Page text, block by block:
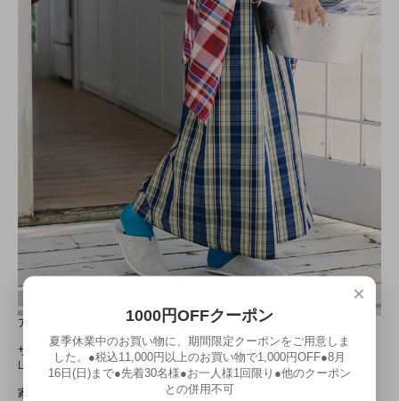
アイボリー
サイズは、M（22.5-24.5cm）と、
L（25.0-27.0cm）の２サイズ展開です。
家族で揃えたり、来客用に用意しておくに便利です。
×
1000円OFFクーポン
夏季休業中のお買い物に、期間限定クーポンをご用意しま
した。●税込11,000円以上のお買い物で1,000円OFF●8月
16日(日)まで●先着30名様●お一人様1回限り●他のクーポン
との併用不可